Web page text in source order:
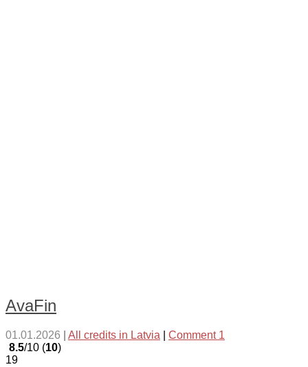
AvaFin
01.01.2026 All credits in Latvia
Comment 1
8.5/10 (10)
19